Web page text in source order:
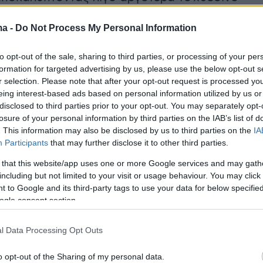
- Do Not Process My Personal Information
opt-out of the sale, sharing to third parties, or processing of your
for targeted advertising by us, please use the below opt-out
selection. Please note that after your opt-out request is processed
interest-based ads based on personal information utilized by us
to third parties prior to your opt-out. You may separately
of your personal information by third parties on the IAB’s list of
This information may also be disclosed by us to third parties on the
Participants that may further disclose it to other third parties.
that this website/app uses one or more Google services and may
but not limited to your visit or usage behaviour. You may
to Google and its third-party tags to use your data for below
consent section.
Data Processing Opt Outs
opt-out of the Sharing of my personal data.
η πρόθεση τους να χωρίσουν κι απλά
σήμερα για να προκύψει και η επίσημη
H λιτή ανακοίνωση της ΠΑΕ
τη λύση της συνεργασίας της με
προπονητή της ομάδας, Ματίας
ανέλαβε την τεχνική ηγεσία της